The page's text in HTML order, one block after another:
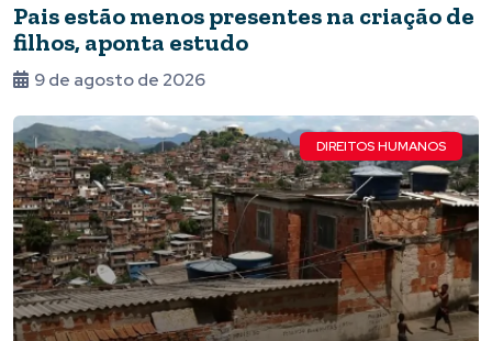
Pais estão menos presentes na criação de
filhos, aponta estudo
9 de agosto de 2026
DIREITOS HUMANOS